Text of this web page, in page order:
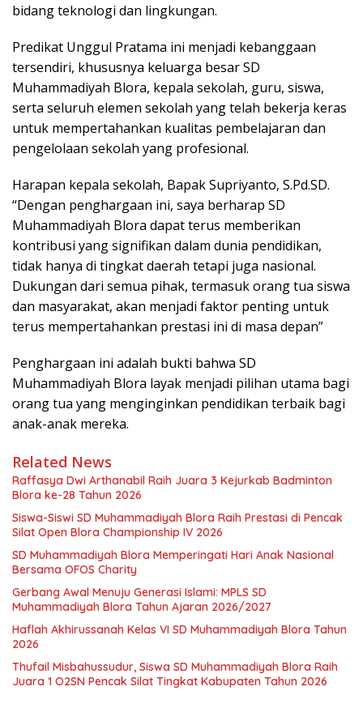
bidang teknologi dan lingkungan.
Predikat Unggul Pratama ini menjadi kebanggaan
tersendiri, khususnya keluarga besar SD
Muhammadiyah Blora, kepala sekolah, guru, siswa,
serta seluruh elemen sekolah yang telah bekerja keras
untuk mempertahankan kualitas pembelajaran dan
pengelolaan sekolah yang profesional.
Harapan kepala sekolah, Bapak Supriyanto, S.Pd.SD.
“Dengan penghargaan ini, saya berharap SD
Muhammadiyah Blora dapat terus memberikan
kontribusi yang signifikan dalam dunia pendidikan,
tidak hanya di tingkat daerah tetapi juga nasional.
Dukungan dari semua pihak, termasuk orang tua siswa
dan masyarakat, akan menjadi faktor penting untuk
terus mempertahankan prestasi ini di masa depan”
Penghargaan ini adalah bukti bahwa SD
Muhammadiyah Blora layak menjadi pilihan utama bagi
orang tua yang menginginkan pendidikan terbaik bagi
anak-anak mereka.
Related News
Raffasya Dwi Arthanabil Raih Juara 3 Kejurkab Badminton
Blora ke-28 Tahun 2026
Siswa-Siswi SD Muhammadiyah Blora Raih Prestasi di Pencak
Silat Open Blora Championship IV 2026
SD Muhammadiyah Blora Memperingati Hari Anak Nasional
Bersama OFOS Charity
Gerbang Awal Menuju Generasi Islami: MPLS SD
Muhammadiyah Blora Tahun Ajaran 2026/2027
Haflah Akhirussanah Kelas VI SD Muhammadiyah Blora Tahun
2026
Thufail Misbahussudur, Siswa SD Muhammadiyah Blora Raih
Juara 1 O2SN Pencak Silat Tingkat Kabupaten Tahun 2026